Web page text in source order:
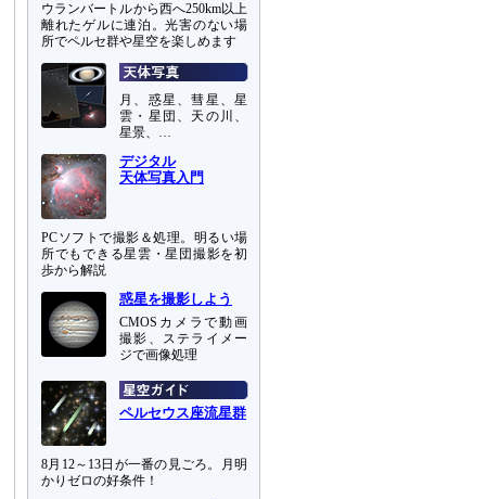
ウランバートルから西へ250km以上
離れたゲルに連泊。光害のない場
所でペルセ群や星空を楽しめます
月、惑星、彗星、星
雲・星団、天の川、
星景、…
デジタル
天体写真入門
PCソフトで撮影＆処理。明るい場
所でもできる星雲・星団撮影を初
歩から解説
惑星を撮影しよう
CMOSカメラで動画
撮影、ステライメー
ジで画像処理
ペルセウス座流星群
8月12～13日が一番の見ごろ。月明
かりゼロの好条件！